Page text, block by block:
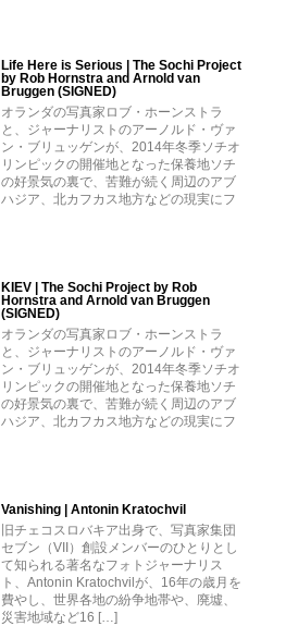
Life Here is Serious | The Sochi Project
by Rob Hornstra and Arnold van
Bruggen (SIGNED)
オランダの写真家ロブ・ホーンストラ
と、ジャーナリストのアーノルド・ヴァ
ン・ブリュッゲンが、2014年冬季ソチオ
リンピックの開催地となった保養地ソチ
の好景気の裏で、苦難が続く周辺のアブ
ハジア、北カフカス地方などの現実にフ
KIEV | The Sochi Project by Rob
Hornstra and Arnold van Bruggen
(SIGNED)
オランダの写真家ロブ・ホーンストラ
と、ジャーナリストのアーノルド・ヴァ
ン・ブリュッゲンが、2014年冬季ソチオ
リンピックの開催地となった保養地ソチ
の好景気の裏で、苦難が続く周辺のアブ
ハジア、北カフカス地方などの現実にフ
Vanishing | Antonin Kratochvil
旧チェコスロバキア出身で、写真家集団
セブン（VII）創設メンバーのひとりとし
て知られる著名なフォトジャーナリス
ト、Antonin Kratochvilが、16年の歳月を
費やし、世界各地の紛争地帯や、廃墟、
災害地域など16 […]